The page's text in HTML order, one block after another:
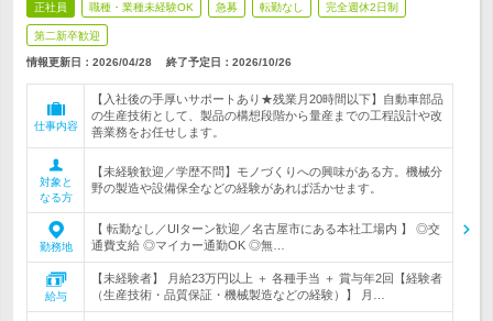
正社員 職種・業種未経験OK 急募 転勤なし 完全週休2日制
第二新卒歓迎
情報更新日：2026/04/28 終了予定日： 2026/10/26
仕事内容
【入社後の手厚いサポートあり★残業月20時間以下】自動車部品
の生産技術として、製品の構想段階から量産までの工程設計や改
善業務をお任せします。
対象と
なる方
【未経験歓迎／学歴不問】モノづくりへの興味がある方。機械分
野の製造や設備保全などの経験があれば活かせます。
勤務地
【 転勤なし／UIターン歓迎／名古屋市にある本社工場内 】 ◎交
通費支給 ◎マイカー通勤OK ◎無…
給与
【未経験者】 月給23万円以上 ＋ 各種手当 ＋ 賞与年2回【経験者
（生産技術・品質保証・機械製造などの経験）】 月…